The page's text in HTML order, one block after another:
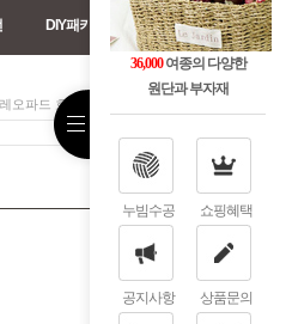
36,000여종의 다양한
원단과 부자재
누빔수공 쇼핑혜택
공지사항 상품문의
DIY패키지
오파드 호피 파스텔 3color 2235891